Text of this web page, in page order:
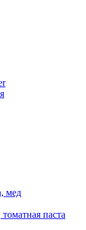
мед
паста